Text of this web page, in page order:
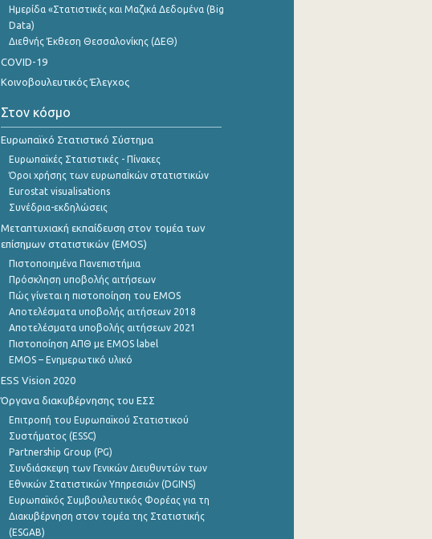
Ημερίδα «Στατιστικές και Μαζικά Δεδομένα (Big
Data)
Διεθνής Έκθεση Θεσσαλονίκης (ΔΕΘ)
COVID-19
Κοινοβουλευτικός Έλεγχος
Στον κόσμο
Ευρωπαϊκό Στατιστικό Σύστημα
Ευρωπαϊκές Στατιστικές - Πίνακες
Όροι χρήσης των ευρωπαΪκών στατιστικών
Eurostat visualisations
Συνέδρια-εκδηλώσεις
Μεταπτυχιακή εκπαίδευση στον τομέα των
επίσημων στατιστικών (EMOS)
Πιστοποιημένα Πανεπιστήμια
Πρόσκληση υποβολής αιτήσεων
Πώς γίνεται η πιστοποίηση του EMOS
Αποτελέσματα υποβολής αιτήσεων 2018
Αποτελέσματα υποβολής αιτήσεων 2021
Πιστοποίηση ΑΠΘ με EMOS label
EMOS – Ενημερωτικό υλικό
ESS Vision 2020
Όργανα διακυβέρνησης του ΕΣΣ
Επιτροπή του Ευρωπαϊκού Στατιστικού
Συστήματος (ESSC)
Partnership Group (PG)
Συνδιάσκεψη των Γενικών Διευθυντών των
Εθνικών Στατιστικών Υπηρεσιών (DGINS)
Ευρωπαϊκός Συμβουλευτικός Φορέας για τη
Διακυβέρνηση στον τομέα της Στατιστικής
(ESGAB)